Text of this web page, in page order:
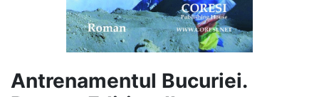
Antrenamentul Bucuriei.